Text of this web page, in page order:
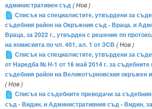
административен съд( Нов )
Списък на специалистите, утвърдени за
съдебния район на Окръжния съд - Враца, и
Враца, за 2022 г., утвърден с решение по
на комисията по чл. 401, ал. 1 от ЗСВ ( Нов )
Списък на специалистите, утвърдени за
от Наредба № Н-1 от 16 май 2014 г. за съдебните
съдебния район на Великотърновския окръжен
( Нов )
Списък на съдебните преводачи за
съд - Видин, и Административния съд - Видин,